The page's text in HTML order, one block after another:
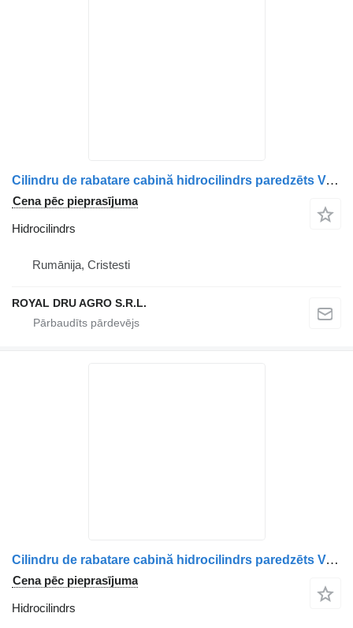
Cilindru de rabatare cabină hidrocilindrs paredzēts Volvo 3198842 / 20922303 / 20922308 kravas automašīnas
Cena pēc pieprasījuma
Hidrocilindrs
Rumānija, Cristesti
ROYAL DRU AGRO S.R.L.
Cilindru de rabatare cabină hidrocilindrs paredzēts Volvo 3198843/20922305 kravas automašīnas
Cena pēc pieprasījuma
Hidrocilindrs